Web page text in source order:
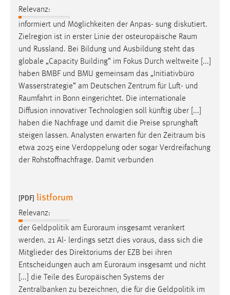
Relevanz:
informiert und Möglichkeiten der Anpas- sung diskutiert.
Zielregion ist in erster Linie der osteuropäische Raum
und Russland. Bei Bildung und Ausbildung steht das
globale „Capacity Building“ im Fokus Durch weltweite [...]
haben BMBF und BMU gemeinsam das „Initiativbüro
Wasserstrategie“ am Deutschen Zentrum für Luft- und
Raumfahrt in Bonn eingerichtet. Die internationale
Diffusion innovativer Technologien soll künftig über [...]
haben die Nachfrage und damit die Preise sprunghaft
steigen lassen. Analysten erwarten für den Zeitraum bis
etwa 2025 eine Verdoppelung oder sogar Verdreifachung
der Rohstoffnachfrage. Damit verbunden
[PDF] listforum
Relevanz:
der Geldpolitik am Euroraum insgesamt verankert
werden. 21 Al- lerdings setzt dies voraus, dass sich die
Mitglieder des Direktoriums der EZB bei ihren
Entscheidungen auch am Euroraum insgesamt und nicht
[...] die Teile des Europäischen Systems der
Zentralbanken zu bezeichnen, die für die Geldpolitik im
Name:
staticfilecache
Zweck:
Für performante Seitenauslieferung wird in diesem Cookie
gespeichert, ob man eingeloggt ist.
Sprachpräferenz
Name:
site-language-preference
Zweck:
Das Cookie speichert die gewählte Sprache der Website.
Chat
Name:
MibewSessionID, MIBEW_UserID, mibew_locale, mibew-
chat-frame-style-5e9dbeb1811c0446
Zweck:
Wird benötigt um die Chatfunktion nutzen zu können.